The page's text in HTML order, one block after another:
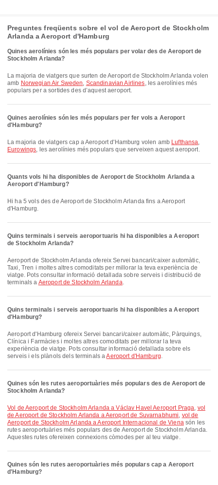
Preguntes freqüents sobre el vol de Aeroport de Stockholm
Arlanda a Aeroport d'Hamburg
Quines aerolínies són les més populars per volar des de Aeroport de
Stockholm Arlanda?
La majoria de viatgers que surten de Aeroport de Stockholm Arlanda volen
amb Norwegian Air Sweden, Scandinavian Airlines, les aerolínies més
populars per a sortides des d’aquest aeroport.
Quines aerolínies són les més populars per fer vols a Aeroport
d'Hamburg?
La majoria de viatgers cap a Aeroport d'Hamburg volen amb Lufthansa,
Eurowings, les aerolínies més populars que serveixen aquest aeroport.
Quants vols hi ha disponibles de Aeroport de Stockholm Arlanda a
Aeroport d'Hamburg?
Hi ha 5 vols des de Aeroport de Stockholm Arlanda fins a Aeroport
d'Hamburg.
Quins terminals i serveis aeroportuaris hi ha disponibles a Aeroport
de Stockholm Arlanda?
Aeroport de Stockholm Arlanda ofereix Servei bancari/caixer automàtic,
Taxi, Tren i moltes altres comoditats per millorar la teva experiència de
viatge. Pots consultar informació detallada sobre serveis i distribució de
terminals a Aeroport de Stockholm Arlanda.
Quins terminals i serveis aeroportuaris hi ha disponibles a Aeroport
d'Hamburg?
Aeroport d'Hamburg ofereix Servei bancari/caixer automàtic, Pàrquings,
Clínica i Farmàcies i moltes altres comoditats per millorar la teva
experiència de viatge. Pots consultar informació detallada sobre els
serveis i els plànols dels terminals aAeroport d'Hamburg.
Quines són les rutes aeroportuàries més populars des de Aeroport de
Stockholm Arlanda?
vol de Aeroport de Stockholm Arlanda a Václav Havel Aeroport Praga, vol
de Aeroport de Stockholm Arlanda a Aeroport de Suvarnabhumi, vol de
Aeroport de Stockholm Arlanda a Aeroport Internacional de Vienasón les
rutes aeroportuàries més populars des de Aeroport de Stockholm Arlanda.
Aquestes rutes ofereixen connexions còmodes per al teu viatge.
Quines són les rutes aeroportuàries més populars cap a Aeroport
d'Hamburg?